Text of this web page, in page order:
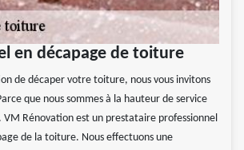
en décapage de toiture
de décaper votre toiture, nous vous invitons
que nous sommes à la hauteur de service
VM Rénovation est un prestataire professionnel
de la toiture. Nous effectuons une